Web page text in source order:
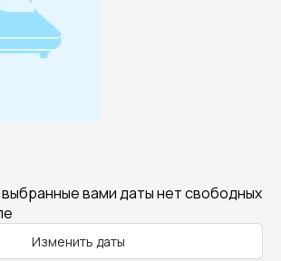
вами даты нет свободных
Изменить даты